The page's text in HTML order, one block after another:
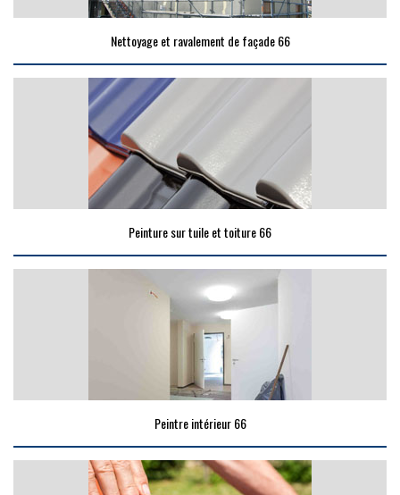
Nettoyage et ravalement de façade 66
Peinture sur tuile et toiture 66
Peintre intérieur 66